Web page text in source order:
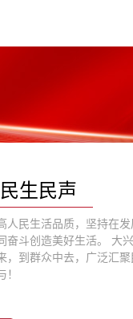
民生民声
人民生活品质，坚持在
奋斗创造美好生活。 大
，到群众中去，广泛汇聚
！